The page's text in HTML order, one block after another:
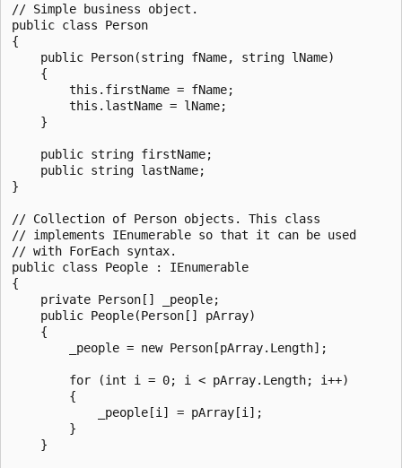
// Simple business object.
public class Person
{
    public Person(string fName, string lName)
    {
        this.firstName = fName;
        this.lastName = lName;
    }
    public string firstName;
    public string lastName;
}
// Collection of Person objects. This class
// implements IEnumerable so that it can be used
// with ForEach syntax.
public class People : IEnumerable
{
    private Person[] _people;
    public People(Person[] pArray)
    {
        _people = new Person[pArray.Length];
        for (int i = 0; i < pArray.Length; i++)
        {
            _people[i] = pArray[i];
        }
    }